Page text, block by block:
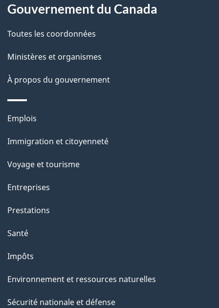
i
l
s
d
e
l
a
p
a
g
e
propos
de
ce
site
Gouvernement du Canada
Toutes les coordonnées
Ministères et organismes
À propos du gouvernement
Thèmes
sujets
Emplois
Immigration et citoyenneté
Voyage et tourisme
Entreprises
Prestations
Santé
Impôts
Environnement et ressources naturelles
Sécurité nationale et défense